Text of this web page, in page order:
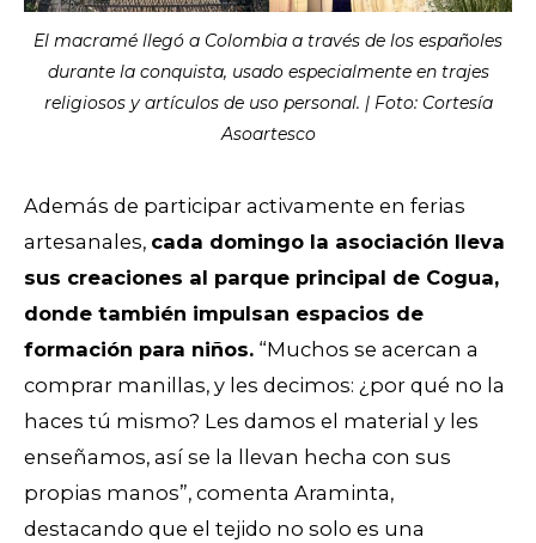
El macramé llegó a Colombia a través de los españoles
durante la conquista, usado especialmente en trajes
religiosos y artículos de uso personal. | Foto: Cortesía
Asoartesco
Además de participar activamente en ferias
artesanales, cada domingo la asociación lleva
sus creaciones al parque principal de Cogua,
donde también impulsan espacios de
formación para niños. “Muchos se acercan a
comprar manillas, y les decimos: ¿por qué no la
haces tú mismo? Les damos el material y les
enseñamos, así se la llevan hecha con sus
propias manos”, comenta Araminta,
destacando que el tejido no solo es una